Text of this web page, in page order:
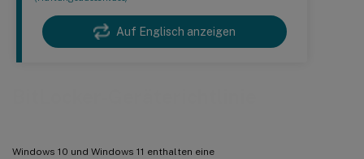
Auf Englisch anzeigen
Windows 10 und Windows 11 enthalten eine